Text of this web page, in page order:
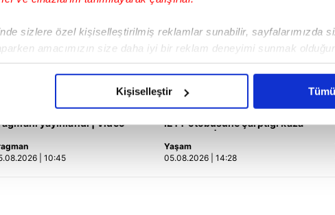
sizlere özel kişiselleştirilmiş reklamlar sunabilir, sayfalarımızda
amacımızın size daha iyi bir reklam deneyimi sunmak
gelen çabayı gösterdiğimizi ve bu noktada, reklamların
için İnternet Sitemizde kendimize ve üçüncü kişilere ait
verileriniz işlenmekte olup gerekli olan çerezler bilgi toplumu
amaçlarıyla sınırlı olarak açık rızanız dahilinde
Kişiselleştir
Mısın Yok Musun 29. Bölüm
yayınlandı | Video
| 10:45
Küçükçekmece'de otomobilin
İETT otobüsüne çarptığı kaza
Yaşam
05.08.2026 | 14:28